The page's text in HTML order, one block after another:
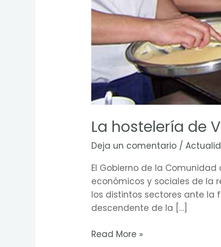
La hostelería de
Deja un comentario /
El Gobierno de la
económicos y sociales de la
los distintos sectores ante la
descendente de la […]
Read More »